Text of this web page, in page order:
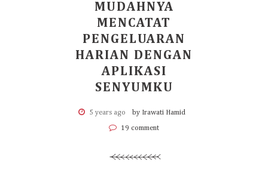
MUDAHNYA
MENCATAT
PENGELUARAN
HARIAN DENGAN
APLIKASI
SENYUMKU
5 years ago by Irawati Hamid
19 comment